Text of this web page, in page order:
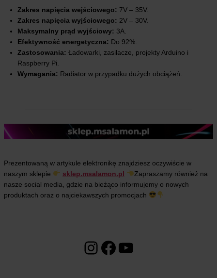
Zakres napięcia wejściowego: 7V – 35V.
Zakres napięcia wyjściowego: 2V – 30V.
Maksymalny prąd wyjściowy: 3A.
Efektywność energetyczna: Do 92%.
Zastosowania: Ładowarki, zasilacze, projekty Arduino i
Raspberry Pi.
Wymagania: Radiator w przypadku dużych obciążeń.
Prezentowaną w artykule elektronikę znajdziesz oczywiście w
naszym sklepie
sklep.msalamon.pl
Zapraszamy również na
nasze social media, gdzie na bieżąco informujemy o nowych
produktach oraz o najciekawszych promocjach
Instagram Facebook YouTube